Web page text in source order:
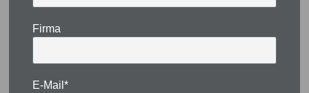
Firma
E-Mail*